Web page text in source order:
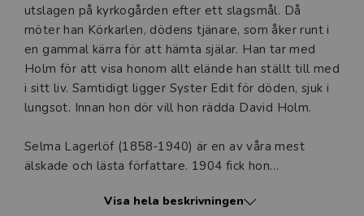
utslagen på kyrkogården efter ett slagsmål. Då
möter han Körkarlen, dödens tjänare, som åker runt i
en gammal kärra för att hämta själar. Han tar med
Holm för att visa honom allt elände han ställt till med
i sitt liv. Samtidigt ligger Syster Edit för döden, sjuk i
lungsot. Innan hon dör vill hon rädda David Holm.
Selma Lagerlöf (1858-1940) är en av våra mest
älskade och lästa författare. 1904 fick hon
1912. Lagerlöf skrev boken på beställning åt
Visa hela beskrivningen